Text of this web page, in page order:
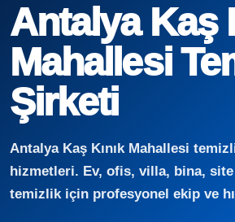
Antalya Kaş
Mahallesi
Şirketi
Antalya Kaş Kınık Mahallesi
hizmetleri. Ev, ofis, villa, bina, site
temizlik için profesyonel ekip ve